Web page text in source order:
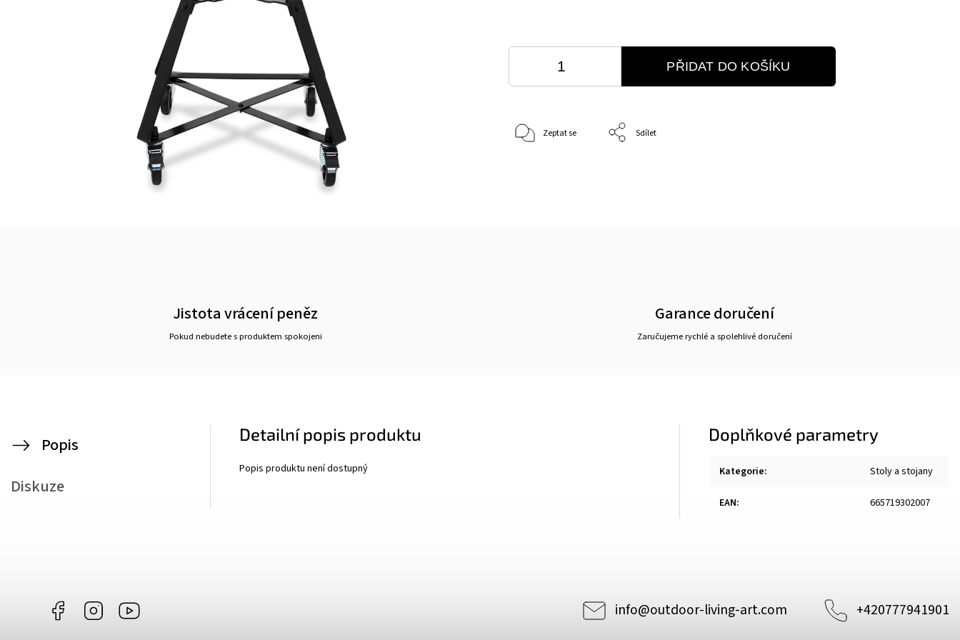
PŘIDAT DO KOŠÍKU
Zeptat se Sdílet
Jistota vrácení peněz
Pokud nebudete s produktem spokojeni
Garance doručení
Zaručujeme rychlé a spolehlivé doručení
Popis
Diskuze
Detailní popis produktu
Popis produktu není dostupný
Doplňkové parametry
Kategorie: Stoly a stojany
EAN: 665719302007
Facebook Instagram info@outdoor-living-art.com +420777941901